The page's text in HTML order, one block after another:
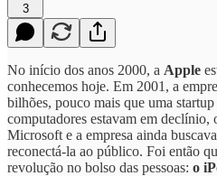
3
No início dos anos 2000, a Apple
conhecemos hoje. Em 2001, a
bilhões, pouco mais que uma
computadores estavam em declínio,
Microsoft e a empresa ainda
reconectá-la ao público. Foi então
revolução no bolso das pessoas: o